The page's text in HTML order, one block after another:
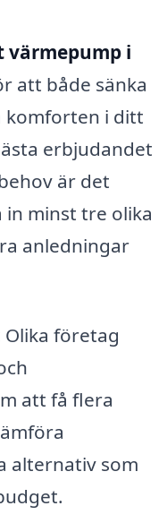
i
att både sänka
komforten i ditt
erbjudandet
är det
in minst tre olika
anledningar
Olika företag
att få flera
alternativ som